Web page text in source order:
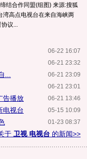
结合作同盟(组图) 来源:搜狐
湾高点电视台在来自海峡两
议...
06-22 16:07
06-21 23:32
06-21 23:09
...
06-21 23:01
06-21 13:46
告播放
05-15 10:09
电视台
01-23 08:37
于 卫视 电视台 的新闻>>